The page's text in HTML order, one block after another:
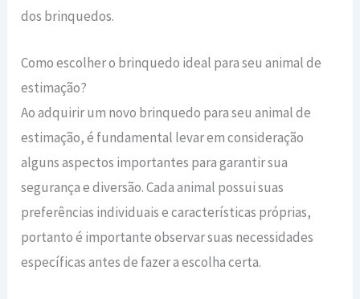
dos brinquedos.
Como escolher o brinquedo ideal para seu animal de
estimação?
Ao adquirir um novo brinquedo para seu animal de
estimação, é fundamental levar em consideração
alguns aspectos importantes para garantir sua
segurança e diversão. Cada animal possui suas
preferências individuais e características próprias,
portanto é importante observar suas necessidades
específicas antes de fazer a escolha certa.